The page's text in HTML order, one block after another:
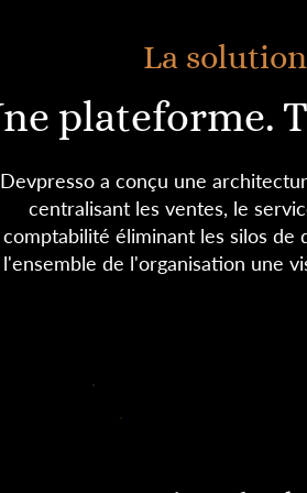
La solution
plateforme.
Devpresso a conçu une
centralisant les ventes, le
comptabilité éliminant les silos de
l'ensemble de l'organisation une